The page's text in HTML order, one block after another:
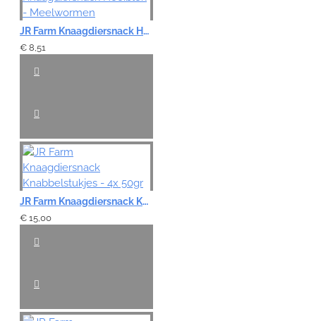
JR Farm Knaagdiersnack Hooiblok - Meelwormen
€ 8,51
JR Farm Knaagdiersnack Knabbelstukjes - 4x 50gr
€ 15,00